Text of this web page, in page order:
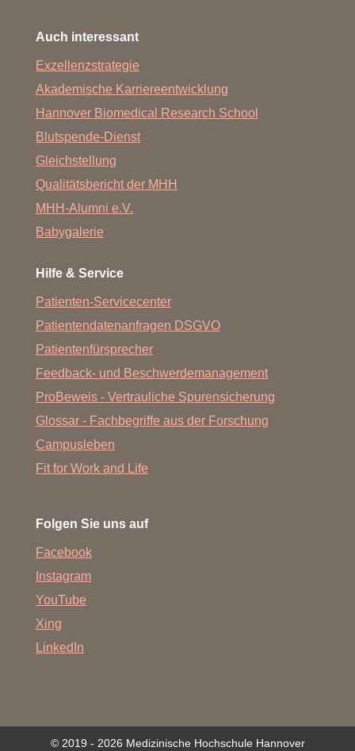
Auch interessant
Exzellenzstrategie
Akademische Karriereentwicklung
Hannover Biomedical Research School
Blutspende-Dienst
Gleichstellung
Qualitätsbericht der MHH
MHH-Alumni e.V.
Babygalerie
Hilfe & Service
Patienten-Servicecenter
Patientendatenanfragen DSGVO
Patientenfürsprecher
Feedback- und Beschwerdemanagement
ProBeweis - Vertrauliche Spurensicherung
Glossar - Fachbegriffe aus der Forschung
Campusleben
Fit for Work and Life
Folgen Sie uns auf
Facebook
Instagram
YouTube
Xing
LinkedIn
© 2019 - 2026 Medizinische Hochschule Hannover